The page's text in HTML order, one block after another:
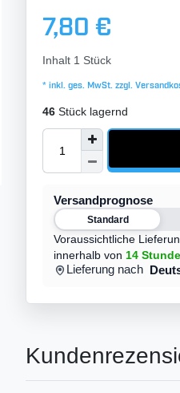
7,80 €
Inhalt 1 Stück
* inkl. ges. MwSt. zzgl.
46 Stück lagernd
Versandprognose
Standard
Voraussichtliche
innerhalb von 14
Lieferung nach